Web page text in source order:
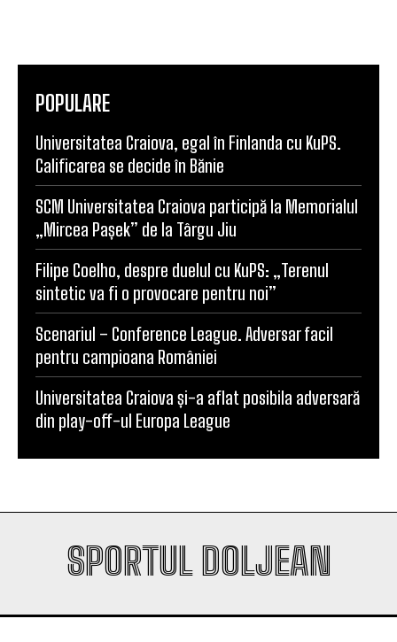
POPULARE
Universitatea Craiova, egal în Finlanda cu KuPS.
Calificarea se decide în Bănie
SCM Universitatea Craiova participă la Memorialul
„Mircea Pașek” de la Târgu Jiu
Filipe Coelho, despre duelul cu KuPS: „Terenul
sintetic va fi o provocare pentru noi”
Scenariul – Conference League. Adversar facil
pentru campioana României
Universitatea Craiova și-a aflat posibila adversară
din play-off-ul Europa League
SPORTUL DOLJEAN